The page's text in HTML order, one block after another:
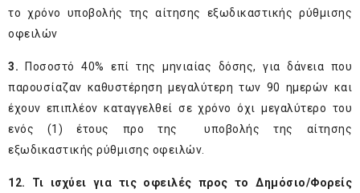
το χρόνο υποβολής της αίτησης εξωδικαστικής ρύθμισης
οφειλών
3. Ποσοστό 40% επί της μηνιαίας δόσης, για δάνεια που
παρουσίαζαν καθυστέρηση μεγαλύτερη των 90 ημερών και
έχουν επιπλέον καταγγελθεί σε χρόνο όχι μεγαλύτερο του
ενός (1) έτους προ της υποβολής της αίτησης
εξωδικαστικής ρύθμισης οφειλών.
12. Τι ισχύει για τις οφειλές προς το Δημόσιο/Φορείς